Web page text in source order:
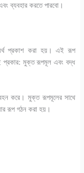
ব্যবহার করতে পারবো।
অর্থ প্রকাশ করা হয়। এই রূপ
প্রকার: মুক্ত রূপমূল এবং বদ্ধ
করে। মুক্ত রূপমূলের সাথে
রূপ গঠন করা হয়।